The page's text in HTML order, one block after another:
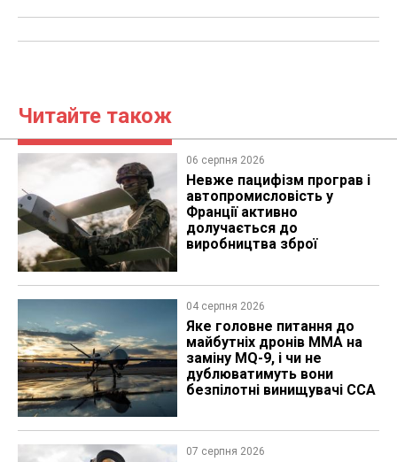
Читайте також
06 серпня 2026
Невже пацифізм програв і
автопромисловість у
Франції активно
долучається до
виробництва зброї
04 серпня 2026
Яке головне питання до
майбутніх дронів MMA на
заміну MQ-9, і чи не
дублюватимуть вони
безпілотні винищувачі CCA
07 серпня 2026